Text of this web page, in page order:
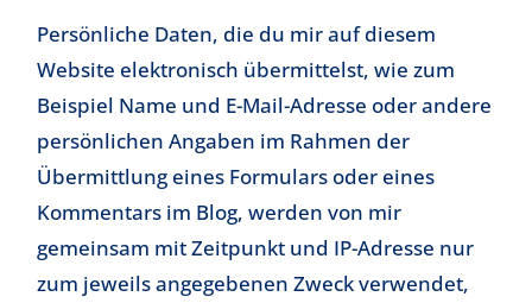
Persönliche Daten, die du mir auf diesem
Website elektronisch übermittelst, wie zum
Beispiel Name und E-Mail-Adresse oder andere
persönlichen Angaben im Rahmen der
Übermittlung eines Formulars oder eines
Kommentars im Blog, werden von mir
gemeinsam mit Zeitpunkt und IP-Adresse nur
zum jeweils angegebenen Zweck verwendet,